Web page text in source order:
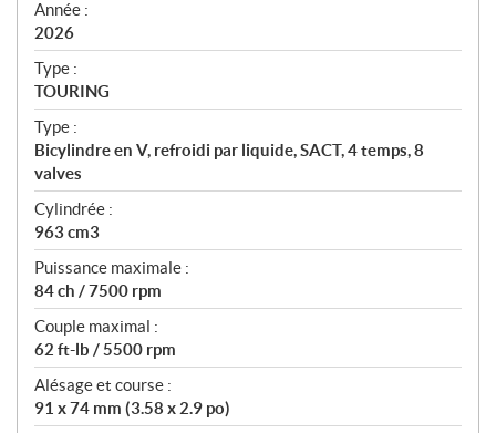
f
i
c
a
t
i
o
n
s
Année :
2026
Type :
TOURING
Type :
Bicylindre en V, refroidi par liquide, SACT, 4 temps, 8
valves
Cylindrée :
963 cm3
Puissance maximale :
84 ch / 7500 rpm
Couple maximal :
62 ft-lb / 5500 rpm
Alésage et course :
91 x 74 mm (3.58 x 2.9 po)